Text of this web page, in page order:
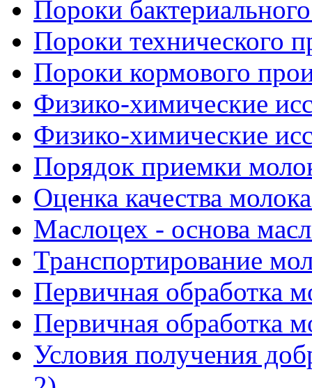
Пороки
Пороки технического
Пороки кормового
Физико-химические
Физико-химические
Порядок приемки
Оценка качества
Маслоцех - основа
Транспортирование
Первичная обработка
Первичная обработка
Условия получения